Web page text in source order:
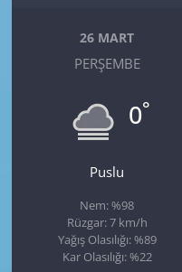
26 MART
PERŞEMBE
0°
Puslu
Nem: %98
Rüzgar: 7 km/h
Yağış Olasılığı: %89
Kar Olasılığı: %22